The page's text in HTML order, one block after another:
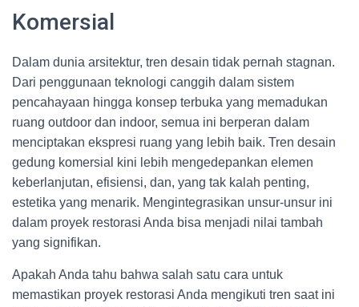
Komersial
Dalam dunia arsitektur, tren desain tidak pernah stagnan.
Dari penggunaan teknologi canggih dalam sistem
pencahayaan hingga konsep terbuka yang memadukan
ruang outdoor dan indoor, semua ini berperan dalam
menciptakan ekspresi ruang yang lebih baik. Tren desain
gedung komersial kini lebih mengedepankan elemen
keberlanjutan, efisiensi, dan, yang tak kalah penting,
estetika yang menarik. Mengintegrasikan unsur-unsur ini
dalam proyek restorasi Anda bisa menjadi nilai tambah
yang signifikan.
Apakah Anda tahu bahwa salah satu cara untuk
memastikan proyek restorasi Anda mengikuti tren saat ini